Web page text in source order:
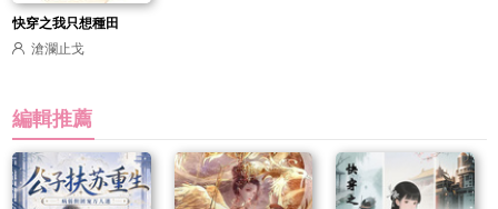
快穿之我只想種田
滄瀾止戈
編輯推薦